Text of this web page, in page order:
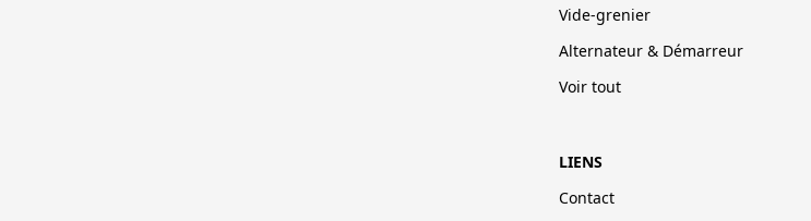
Vide-grenier
Alternateur & Démarreur
Voir tout
LIENS
Contact